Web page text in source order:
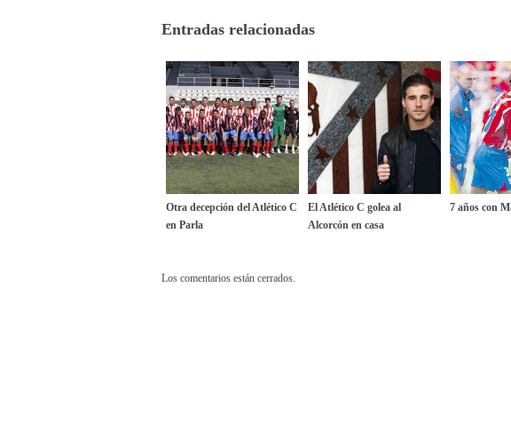
Entradas relacionadas
Otra decepción del Atlético C
en Parla
El Atlético C golea al
Alcorcón en casa
7 años con
Los comentarios están cerrados.